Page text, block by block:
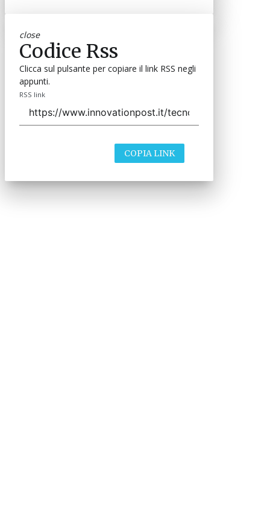
close
Codice Rss
Clicca sul pulsante per copiare il link RSS negli
appunti.
RSS link
COPIA LINK